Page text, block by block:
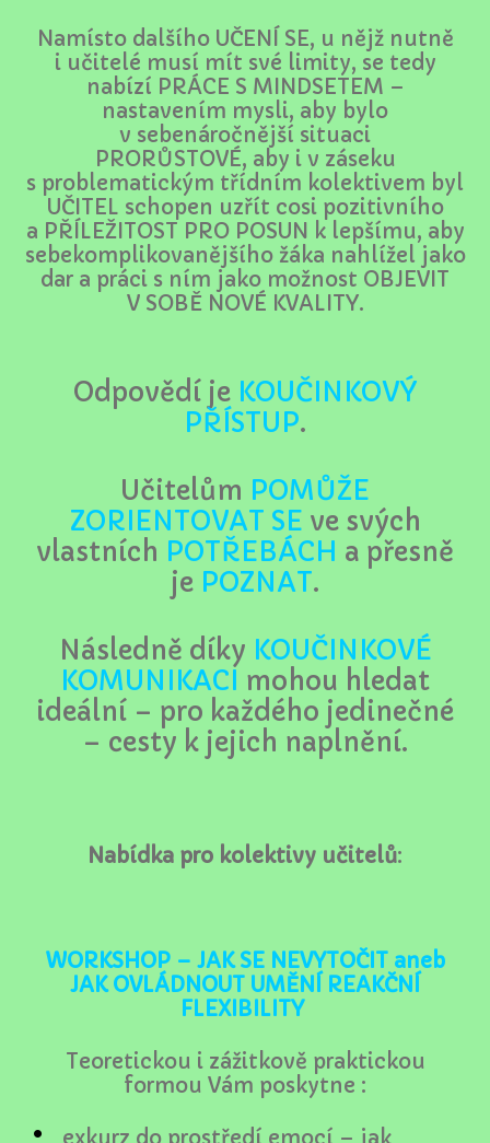
Namísto dalšího UČENÍ SE, u nějž nutně
i učitelé musí mít své limity, se tedy
nabízí PRÁCE S MINDSETEM –
nastavením mysli, aby bylo
v sebenáročnější situaci
PRORŮSTOVÉ, aby i v záseku
s problematickým třídním kolektivem byl
UČITEL schopen uzřít cosi pozitivního
a PŘÍLEŽITOST PRO POSUN k lepšímu, aby
sebekomplikovanějšího žáka nahlížel jako
dar a práci s ním jako možnost OBJEVIT
V SOBĚ NOVÉ KVALITY.
Odpovědí je KOUČINKOVÝ
PŘÍSTUP.
Učitelům POMŮŽE
ZORIENTOVAT SE ve svých
vlastních POTŘEBÁCH a přesně
je POZNAT.
Následně díky KOUČINKOVÉ
KOMUNIKACI mohou hledat
ideální – pro každého jedinečné
– cesty k jejich naplnění.
Nabídka pro kolektivy učitelů:
WORKSHOP – JAK SE NEVYTOČIT aneb
JAK OVLÁDNOUT UMĚNÍ REAKČNÍ
FLEXIBILITY
Teoretickou i zážitkově praktickou
formou Vám poskytne :